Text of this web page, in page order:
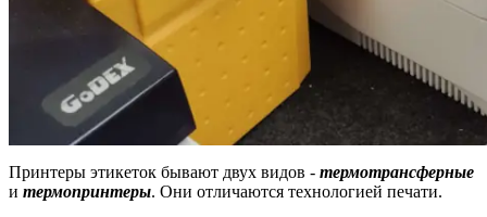
Принтеры этикеток бывают двух видов - термотрансферные
и термопринтеры. Они отличаются технологией печати.